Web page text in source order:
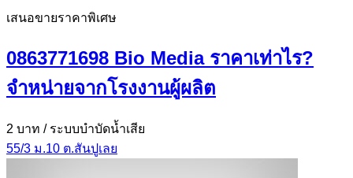
เสนอขายราคาพิเศษ
0863771698 Bio Media ราคาเท่าไร?
จำหน่ายจากโรงงานผู้ผลิต
2 บาท / ระบบบำบัดน้ำเสีย
55/3 ม.10 ต.สันปูเลย